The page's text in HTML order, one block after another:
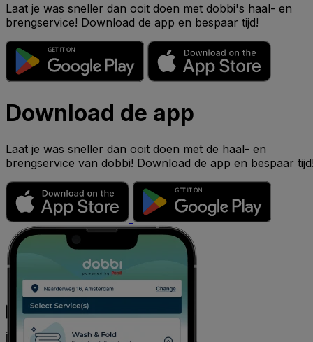
Laat je was sneller dan ooit doen met dobbi's haal- en
brengservice! Download de app en bespaar tijd!
Download de app
Laat je was sneller dan ooit doen met de haal- en
brengservice van dobbi! Download de app en bespaar